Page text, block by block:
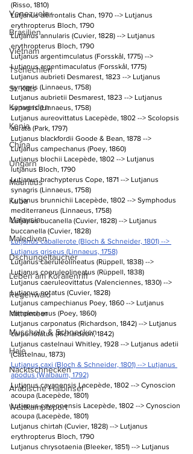
Venezuela
Brasilien
Vietnam
Tschechien
St. Kitts
Kapverden
Kenia
China
Ungarn
Mauritius
Kuba
Malaysia
Malediven
Dschungeltaucher
Leben am Korallenriff
Regenwald
Mittelmeer
Muscheln & Schnecken
Haie
Nacktschnecken
Arabische Halbinsel
Wettkampfsport
(Risso, 1810)
Lutjanus altifrontalis Chan, 1970 --> Lutjanus
erythropterus Bloch, 1790
Lutjanus annularis (Cuvier, 1828) --> Lutjanus
erythropterus Bloch, 1790
Lutjanus argentimculatus (Forsskål, 1775) -->
Lutjanus argentimaculatus (Forsskål, 1775)
Lutjanus aubrieti Desmarest, 1823 --> Lutjanus
synagris (Linnaeus, 1758)
Lutjanus aubrietii Desmarest, 1823 --> Lutjanus
synagris (Linnaeus, 1758)
Lutjanus aureovittatus Lacepède, 1802 --> Scolopsis
aurata (Park, 1797)
Lutjanus blackfordii Goode & Bean, 1878 -->
Lutjanus campechanus (Poey, 1860)
Lutjanus blochii Lacepède, 1802 --> Lutjanus
lutjanus Bloch, 1790
Lutjanus brachypterus Cope, 1871 --> Lutjanus
synagris (Linnaeus, 1758)
Lutjanus brunnichii Lacepède, 1802 --> Symphodus
mediterraneus (Linnaeus, 1758)
Lutjanus bucanella (Cuvier, 1828) --> Lutjanus
buccanella (Cuvier, 1828)
Lutjanus caballerote (Bloch & Schneider, 1801) -->
Lutjanus griseus (Linnaeus, 1758)
Lutjanus caeruleolineatus (Rüppell, 1838) -->
Lutjanus coeruleolineatus (Rüppell, 1838)
Lutjanus caeruleovittatus (Valenciennes, 1830) -->
Lutjanus notatus (Cuvier, 1828)
Lutjanus campechianus Poey, 1860 --> Lutjanus
campechanus (Poey, 1860)
Lutjanus carponatus (Richardson, 1842) --> Lutjanus
carponotatus (Richardson, 1842)
Lutjanus castelnaui Whitley, 1928 --> Lutjanus adetii
(Castelnau, 1873)
Lutjanus caxi (Bloch & Schneider, 1801) --> Lutjanus
apodus (Walbaum, 1792)
Lutjanus cayanensis Lacepède, 1802 --> Cynoscion
acoupa (Lacepède, 1801)
Lutjanus cayennensis Lacepède, 1802 --> Cynoscion
acoupa (Lacepède, 1801)
Lutjanus chirtah (Cuvier, 1828) --> Lutjanus
erythropterus Bloch, 1790
Lutjanus chrysotaenia (Bleeker, 1851) --> Lutjanus